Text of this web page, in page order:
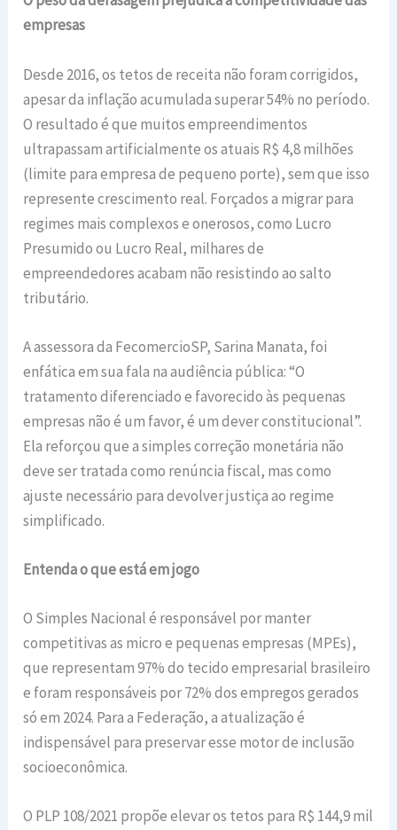
empresas
Desde 2016, os tetos de receita não foram corrigidos,
apesar da inflação acumulada superar 54% no período.
O resultado é que muitos empreendimentos
ultrapassam artificialmente os atuais R$ 4,8 milhões
(limite para empresa de pequeno porte), sem que isso
represente crescimento real. Forçados a migrar para
regimes mais complexos e onerosos, como Lucro
Presumido ou Lucro Real, milhares de
empreendedores acabam não resistindo ao salto
tributário.
A assessora da FecomercioSP, Sarina Manata, foi
enfática em sua fala na audiência pública: “O
tratamento diferenciado e favorecido às pequenas
empresas não é um favor, é um dever constitucional”.
Ela reforçou que a simples correção monetária não
deve ser tratada como renúncia fiscal, mas como
ajuste necessário para devolver justiça ao regime
simplificado.
Entenda o que está em jogo
O Simples Nacional é responsável por manter
competitivas as micro e pequenas empresas (MPEs),
que representam 97% do tecido empresarial brasileiro
e foram responsáveis por 72% dos empregos gerados
só em 2024. Para a Federação, a atualização é
indispensável para preservar esse motor de inclusão
socioeconômica.
O PLP 108/2021 propõe elevar os tetos para R$ 144,9 mil